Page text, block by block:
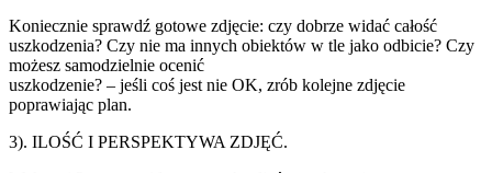
Koniecznie sprawdź gotowe zdjęcie: czy dobrze widać całość
uszkodzenia? Czy nie ma innych obiektów w tle jako odbicie? Czy
możesz samodzielnie ocenić
uszkodzenie? – jeśli coś jest nie OK, zrób kolejne zdjęcie
poprawiając plan.
3). ILOŚĆ I PERSPEKTYWA ZDJĘĆ.